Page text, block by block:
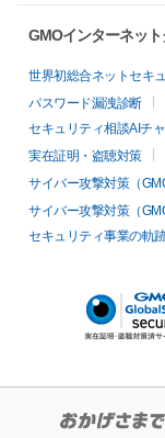
GMOインターネッ
世界初総合ネットセキ
パスワード漏洩診断
セキュリティ相談AIチ
実在証明・盗聴対策
サイバー攻撃対策（
サイバー攻撃対策（
セキュリティ事業の軌